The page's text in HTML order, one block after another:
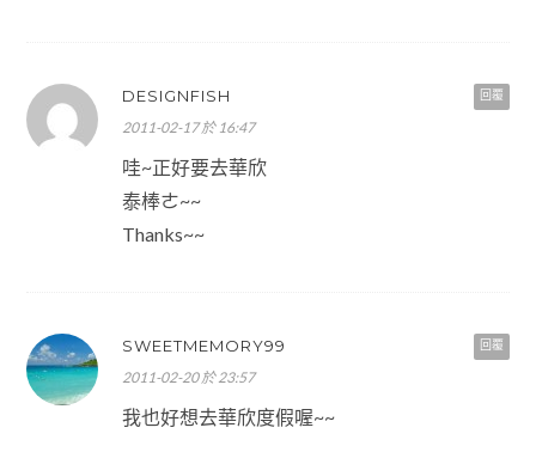
回覆
DESIGNFISH
2011-02-17 於 16:47
哇~正好要去華欣
泰棒ㄜ~~
Thanks~~
回覆
SWEETMEMORY99
2011-02-20 於 23:57
我也好想去華欣度假喔~~